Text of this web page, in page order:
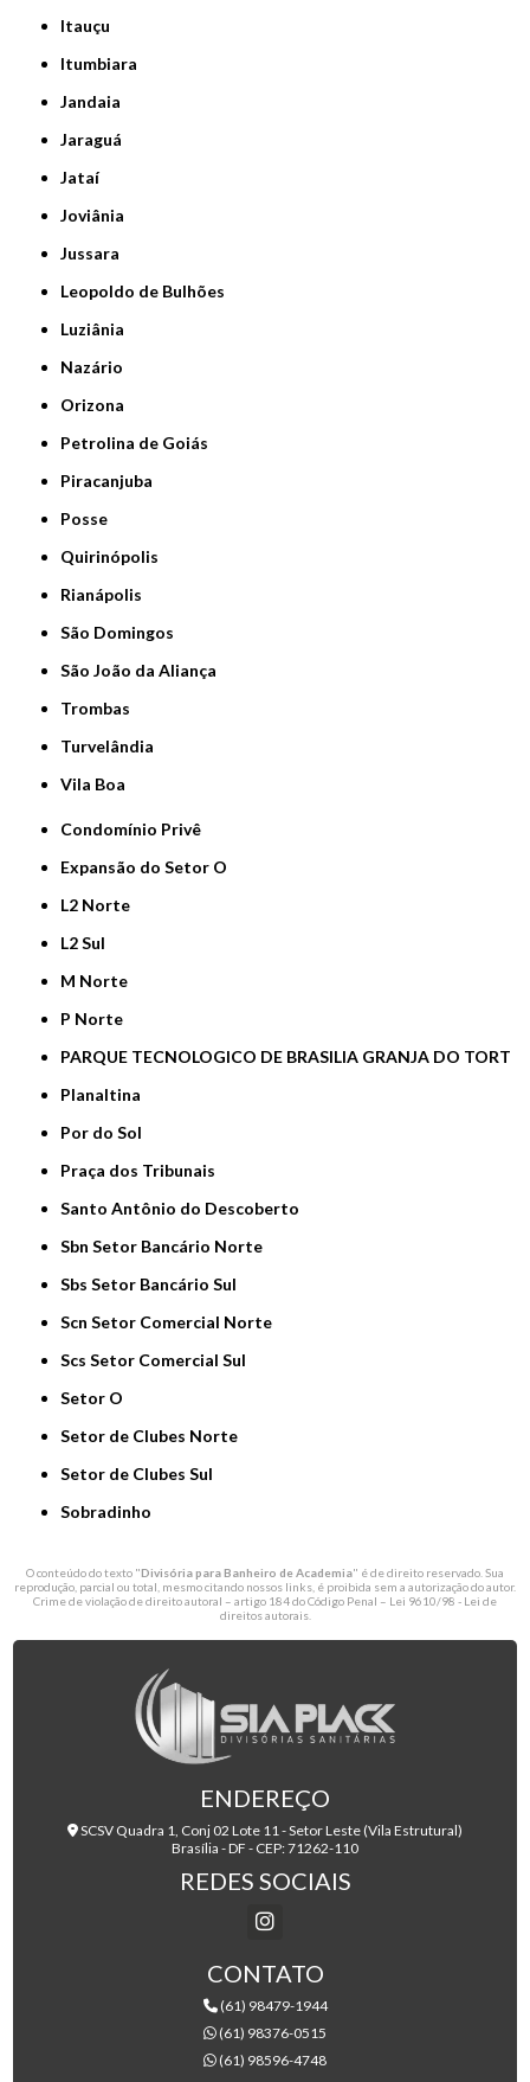
Itauçu
Itumbiara
Jandaia
Jaraguá
Jataí
Joviânia
Jussara
Leopoldo de Bulhões
Luziânia
Nazário
Orizona
Petrolina de Goiás
Piracanjuba
Posse
Quirinópolis
Rianápolis
São Domingos
São João da Aliança
Trombas
Turvelândia
Vila Boa
Condomínio Privê
Expansão do Setor O
L2 Norte
L2 Sul
M Norte
P Norte
PARQUE TECNOLOGICO DE BRASILIA GRANJA DO TORT
Planaltina
Por do Sol
Praça dos Tribunais
Santo Antônio do Descoberto
Sbn Setor Bancário Norte
Sbs Setor Bancário Sul
Scn Setor Comercial Norte
Scs Setor Comercial Sul
Setor O
Setor de Clubes Norte
Setor de Clubes Sul
Sobradinho
O conteúdo do texto "Divisória para Banheiro de Academia" é de direito reservado. Sua
reprodução, parcial ou total, mesmo citando nossos links, é proibida sem a autorização do autor.
Crime de violação de direito autoral – artigo 184 do Código Penal – Lei 9610/98 - Lei de
direitos autorais.
ENDEREÇO
SCSV Quadra 1, Conj 02 Lote 11 - Setor Leste (Vila Estrutural)
Brasília - DF - CEP: 71262-110
REDES SOCIAIS
CONTATO
(61) 98479-1944
(61) 98376-0515
(61) 98596-4748